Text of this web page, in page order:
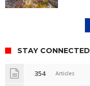
STAY CONNECTED
354 Articles